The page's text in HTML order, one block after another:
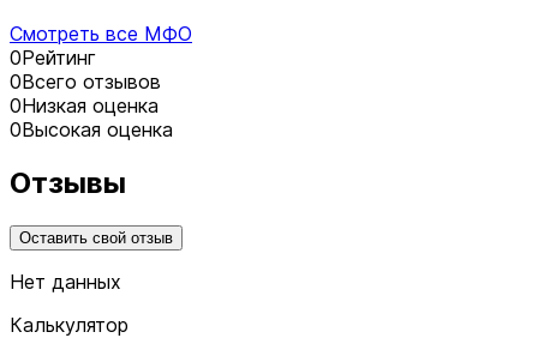
Смотреть все МФО
0Рейтинг
0Всего отзывов
0Низкая оценка
0Высокая оценка
Отзывы
Оставить свой отзыв
Нет данных
Калькулятор